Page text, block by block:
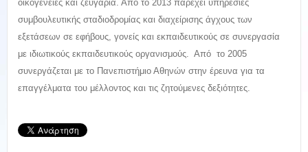
οικογένειες και ζευγάρια. Από το 2013 παρέχει υπηρεσίες
συμβουλευτικής σταδιοδρομίας και διαχείρισης άγχους των
εξετάσεων σε εφήβους, γονείς και εκπαιδευτικούς σε συνεργασία
με ιδιωτικούς εκπαιδευτικούς οργανισμούς. Από το 2005
συνεργάζεται με το Πανεπιστήμιο Αθηνών στην έρευνα για τα
επαγγέλματα του μέλλοντος και τις ζητούμενες δεξιότητες.